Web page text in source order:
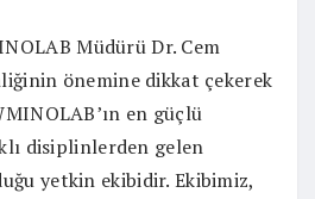
Müdürü Dr. Cem
önemine dikkat çekerek
en güçlü
disiplinlerden gelen
yetkin ekibidir. Ekibimiz,